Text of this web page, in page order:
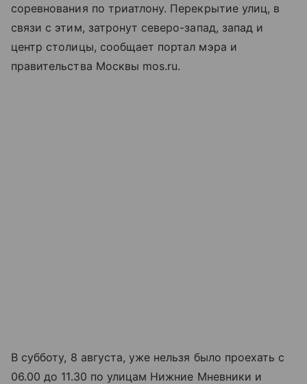
соревнования по триатлону. Перекрытие улиц, в
связи с этим, затронут северо-запад, запад и
центр столицы, сообщает портал мэра и
правительства Москвы mos.ru.
В субботу, 8 августа, уже нельзя было проехать с
06.00 до 11.30 по улицам Нижние Мневники и